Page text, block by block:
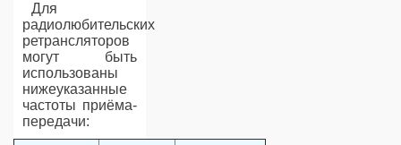
Для
радиолюбительских
ретрансляторов
могут быть
использованы
нижеуказанные
частоты приёма-
передачи: